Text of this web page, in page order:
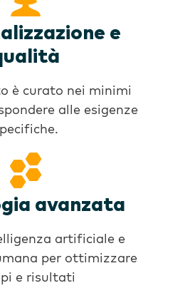
e
è curato nei minimi
alle esigenze
avanzata
artificiale e
per ottimizzare
e risultati